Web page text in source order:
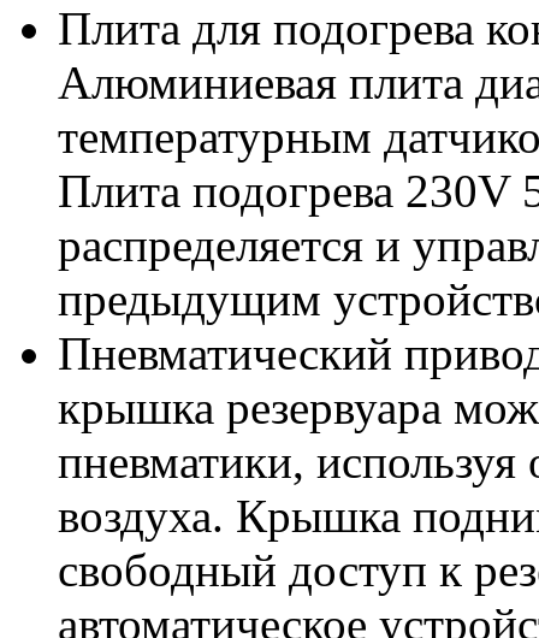
Плита для подогрева
Алюминиевая плита
температурным
Плита подогрева 230V
распределяется и
предыдущим
Пневматический
крышка резервуара
пневматики, используя
воздуха. Крышка
свободный доступ к
автоматическое